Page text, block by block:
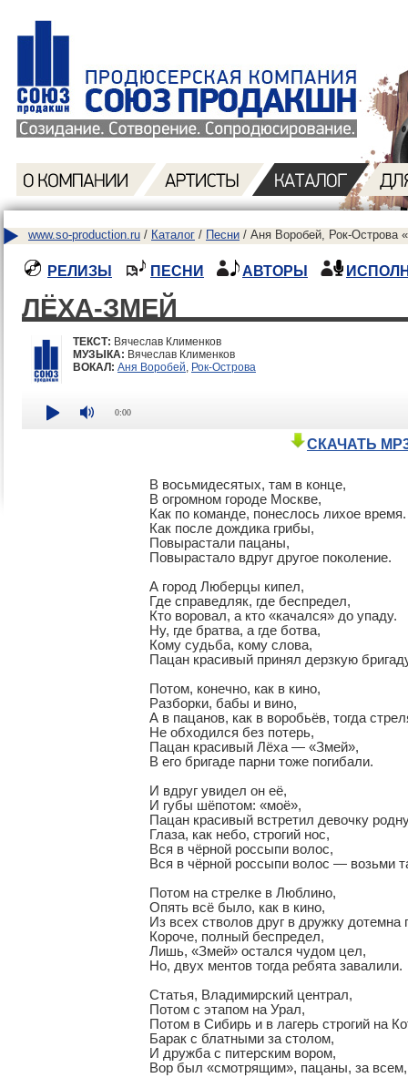
www.so-production.ru / Каталог / Песни / Аня Воробей, Рок-Острова
РЕЛИЗЫ ПЕСНИ АВТОРЫ
ЛЁХА-ЗМЕЙ
ТЕКСТ: Вячеслав Клименков
МУЗЫКА: Вячеслав Клименков
ВОКАЛ: Аня Воробей Рок-Острова
0:00
СКАЧАТЬ
В восьмидесятых, там в конце,
В огромном городе Москве,
Как по команде, понеслось лихое время.
Как после дождика грибы,
Повырастали пацаны,
Повырастало вдруг другое поколение.
А город Люберцы кипел,
Где справедляк, где беспредел,
Кто воровал, а кто «качался» до упаду.
Ну, где братва, а где ботва,
Кому судьба, кому слова,
Пацан красивый принял дерзкую
Потом, конечно, как в кино,
Разборки, бабы и вино,
А в пацанов, как в воробьёв, тогда
Не обходился без потерь,
Пацан красивый Лёха — «Змей»,
В его бригаде парни тоже погибали.
И вдруг увидел он её,
И губы шёпотом: «моё»,
Пацан красивый встретил девочку
Глаза, как небо, строгий нос,
Вся в чёрной россыпи волос,
Вся в чёрной россыпи волос — возьми
Потом на стрелке в Люблино,
Опять всё было, как в кино,
Из всех стволов друг в дружку дотемна
Короче, полный беспредел,
Лишь, «Змей» остался чудом цел,
Но, двух ментов тогда ребята завалили.
Статья, Владимирский централ,
Потом с этапом на Урал,
Потом в Сибирь и в лагерь строгий на
Барак с блатными за столом,
И дружба с питерским вором,
Вор был «смотрящим», пацаны, за всем,